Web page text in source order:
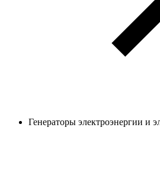
Генераторы электроэнергии и